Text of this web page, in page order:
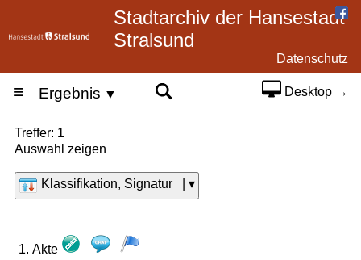
Stadtarchiv der Hansestadt
Stralsund
Datenschutz
≡ Ergebnis ▼ Desktop →
Treffer: 1
Auswahl zeigen
Klassifikation, Signatur | ▾
1. Akte